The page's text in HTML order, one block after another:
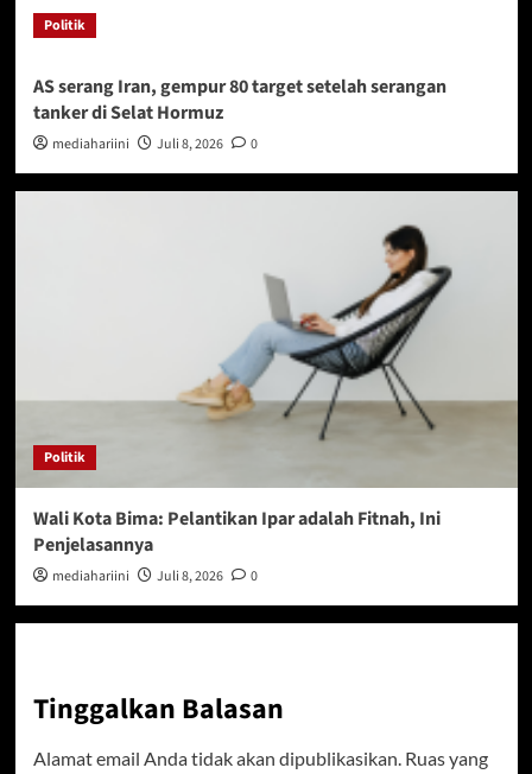
Politik
AS serang Iran, gempur 80 target setelah serangan
tanker di Selat Hormuz
mediahariini Juli 8, 2026 0
Politik
Wali Kota Bima: Pelantikan Ipar adalah Fitnah, Ini
Penjelasannya
mediahariini Juli 8, 2026 0
Tinggalkan Balasan
Alamat email Anda tidak akan dipublikasikan. Ruas yang